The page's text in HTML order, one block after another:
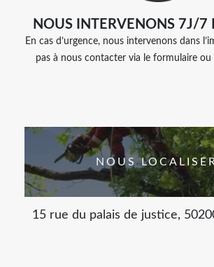
NOUS INTERVENONS 7J/
En cas d’urgence, nous intervenons dans
pas à nous contacter via le formulaire ou
NOUS
15 rue du palais de justice,